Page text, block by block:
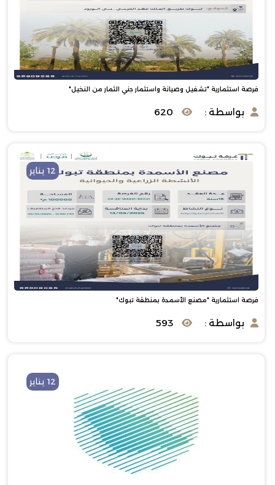
فرصة استثمارية "تشغيل وصيانة واستثمار جني الثمار من النخيل"
بواسطة : 620
12 يناير
فرصة استثمارية "مصنع الأسمدة بمنطقة تبوك"
بواسطة : 593
12 يناير